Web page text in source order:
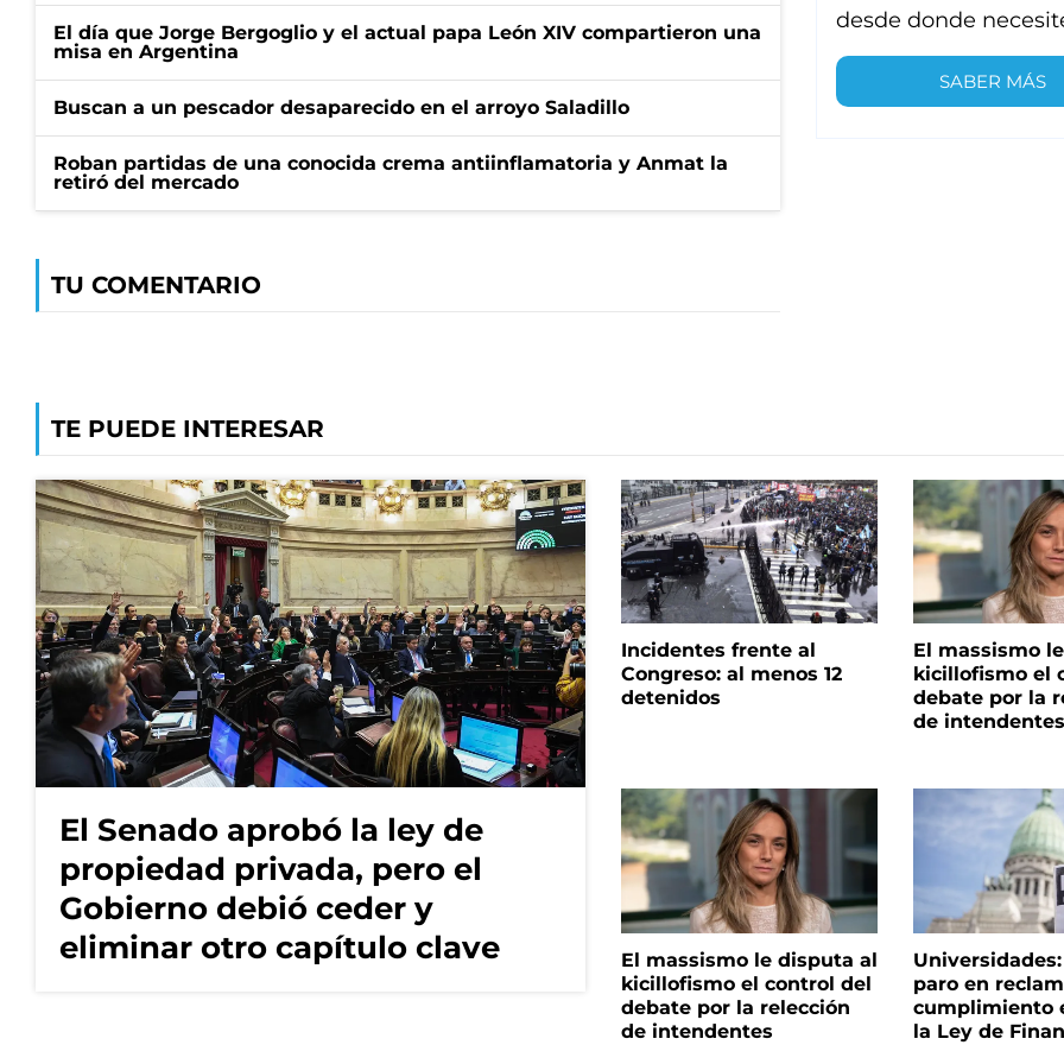
El día que Jorge Bergoglio y el actual papa León XIV compartieron una
misa en Argentina
Buscan a un pescador desaparecido en el arroyo Saladillo
Roban partidas de una conocida crema antiinflamatoria y Anmat la
retiró del mercado
TU COMENTARIO
desde donde
SABER MÁS
TE PUEDE INTERESAR
El Senado aprobó la ley de
propiedad privada, pero el
Gobierno debió ceder y
eliminar otro capítulo clave
Incidentes frente al
Congreso: al menos 12
detenidos
El massismo
kicillofismo el
debate por la
de
El massismo le disputa al
kicillofismo el control del
debate por la relección
de intendentes
paro en
cumplimiento
la Ley de